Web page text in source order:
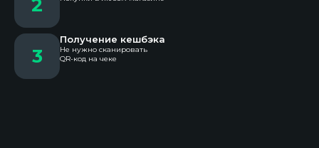
2
3
Получение кешбэка
Не нужно сканировать
QR-код на чеке